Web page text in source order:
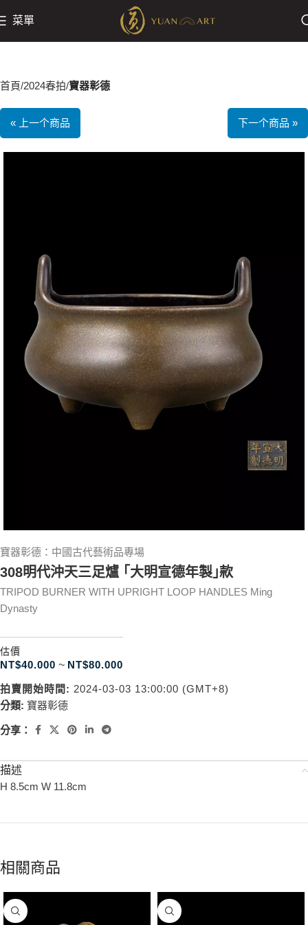
菜單
首頁 2024春拍 寶器彰德
« 上一个商品 下一个商品 »
寶器彰德：中國古代藝術品專場
308明代沖天三足爐 ｢大明宣德年製｣款
TRIPOD BURNER WITH UPRIGHT LOOP HANDLES Ming
Dynasty
估價
NT$40.000 ~ NT$80.000
拍賣開始時間: 2024-03-03 13:00:00 (GMT+8)
分類: 寶器彰德
分享：
描述
H 8.5cm W 11.8cm
相關商品